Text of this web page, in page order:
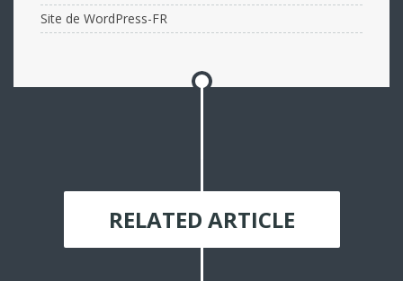
Site de WordPress-FR
RELATED ARTICLE